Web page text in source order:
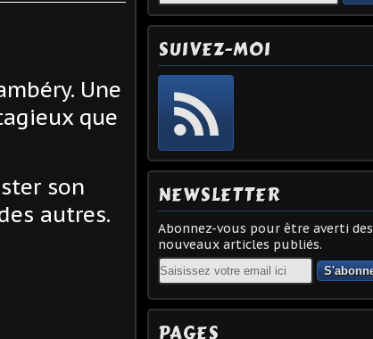
Une
que
son
autres.
SUIVEZ-MOI
NEWSLETTER
Abonnez-vous pour être averti des
nouveaux articles publiés.
Email
PAGES